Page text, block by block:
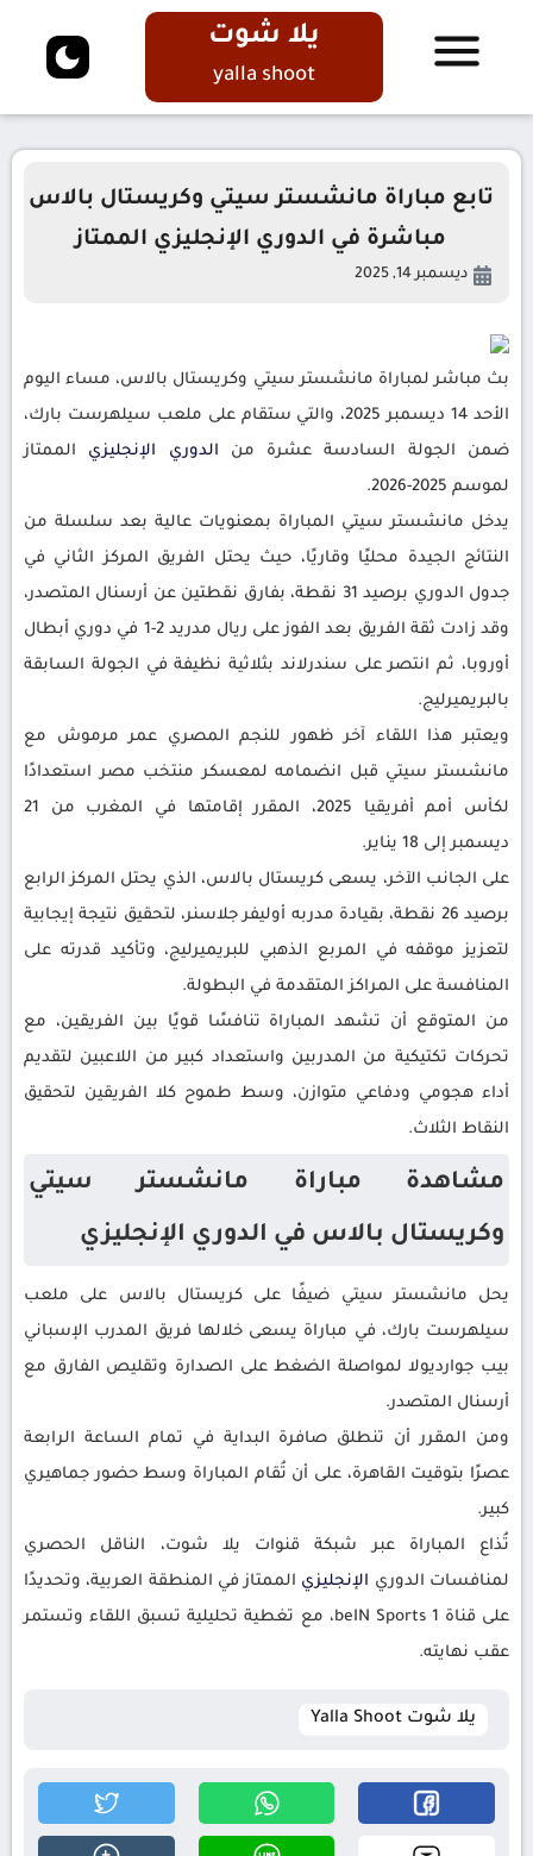
يلا شوت
yalla shoot
تابع مباراة مانشستر سيتي وكريستال بالاس
مباشرة في الدوري الإنجليزي الممتاز
ديسمبر 14, 2025
بث مباشر لمباراة مانشستر سيتي وكريستال بالاس، مساء اليوم
الأحد 14 ديسمبر 2025، والتي ستقام على ملعب سيلهرست بارك،
ضمن الجولة السادسة عشرة من الدوري الإنجليزي الممتاز
لموسم 2025-2026.
يدخل مانشستر سيتي المباراة بمعنويات عالية بعد سلسلة من
النتائج الجيدة محليًا وقاريًا، حيث يحتل الفريق المركز الثاني في
جدول الدوري برصيد 31 نقطة، بفارق نقطتين عن أرسنال المتصدر،
وقد زادت ثقة الفريق بعد الفوز على ريال مدريد 2-1 في دوري أبطال
أوروبا، ثم انتصر على سندرلاند بثلاثية نظيفة في الجولة السابقة
بالبريميرليج.
ويعتبر هذا اللقاء آخر ظهور للنجم المصري عمر مرموش مع
مانشستر سيتي قبل انضمامه لمعسكر منتخب مصر استعدادًا
لكأس أمم أفريقيا 2025، المقرر إقامتها في المغرب من 21
ديسمبر إلى 18 يناير.
على الجانب الآخر، يسعى كريستال بالاس، الذي يحتل المركز الرابع
برصيد 26 نقطة، بقيادة مدربه أوليفر جلاسنر، لتحقيق نتيجة إيجابية
لتعزيز موقفه في المربع الذهبي للبريميرليج، وتأكيد قدرته على
المنافسة على المراكز المتقدمة في البطولة.
من المتوقع أن تشهد المباراة تنافسًا قويًا بين الفريقين، مع
تحركات تكتيكية من المدربين واستعداد كبير من اللاعبين لتقديم
أداء هجومي ودفاعي متوازن، وسط طموح كلا الفريقين لتحقيق
النقاط الثلاث.
مشاهدة مباراة مانشستر سيتي
وكريستال بالاس في الدوري الإنجليزي
يحل مانشستر سيتي ضيفًا على كريستال بالاس على ملعب
سيلهرست بارك، في مباراة يسعى خلالها فريق المدرب الإسباني
بيب جوارديولا لمواصلة الضغط على الصدارة وتقليص الفارق مع
أرسنال المتصدر.
ومن المقرر أن تنطلق صافرة البداية في تمام الساعة الرابعة
عصرًا بتوقيت القاهرة، على أن تُقام المباراة وسط حضور جماهيري
كبير.
تُذاع المباراة عبر شبكة قنوات يلا شوت، الناقل الحصري
لمنافسات الدوري الإنجليزي الممتاز في المنطقة العربية، وتحديدًا
على قناة beIN Sports 1، مع تغطية تحليلية تسبق اللقاء وتستمر
عقب نهايته.
يلا شوت Yalla Shoot